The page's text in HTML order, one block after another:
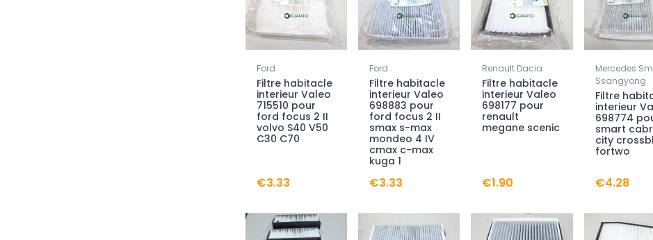
Ford
Filtre habitacle
interieur Valeo
715510 pour
ford focus 2 II
volvo S40 V50
C30 C70
€3.33
Ford
Filtre habitacle
interieur Valeo
698883 pour
ford focus 2 II
smax s-max
mondeo 4 IV
cmax c-max
kuga 1
€3.33
Renault Dacia
Filtre habitacle
interieur Valeo
698177 pour
renault
megane scenic
€1.90
Mercedes
Ssangyong
Filtre
interieur
698774
smart
city
fortwo
€4.28